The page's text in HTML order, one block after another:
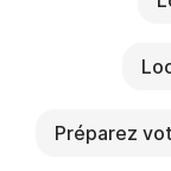
Préparez